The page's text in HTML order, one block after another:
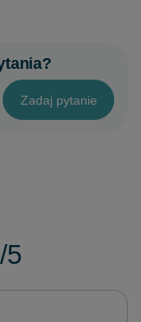
Zadaj pytanie
5